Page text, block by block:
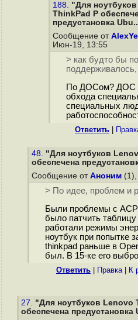
188. "Для
ThinkPad P
предустановка
Сообщение от
Июн-19, 13:55
> как будто бы
По ДОСом? ДОС
обхода
специальных
Ответить
48. "Для ноутбуков
обеспечена
Сообщение от Аноним
> По идее, проблем и
Были проблемы с
было патчить
работали режимы
ноутбук при попытке
thinkpad раньше в
был. В 15-ке его
Ответить Правка| К
27. "Для ноутбуков Lenovo
обеспечена предустановка